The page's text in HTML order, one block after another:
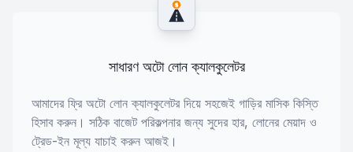
$
সাধারণ অটো লোন ক্যালকুলেটর
আমাদের ফ্রি অটো লোন ক্যালকুলেটর দিয়ে সহজেই গাড়ির মাসিক কিস্তি
হিসাব করুন। সঠিক বাজেট পরিকল্পনার জন্য সুদের হার, লোনের মেয়াদ ও
ট্রেড-ইন মূল্য যাচাই করুন আজই।